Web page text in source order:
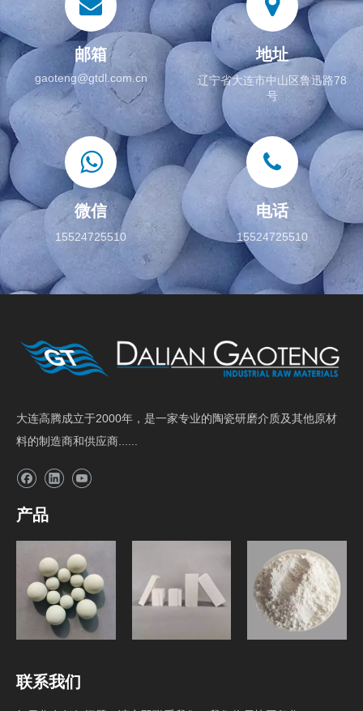
邮箱
gaoteng@gtdl.com.cn
地址
辽宁省大连市中山区鲁迅路78
号
微信
15524725510
电话
15524725510
大连高腾成立于2000年，是一家专业的陶瓷研磨介质及其他原材
料的制造商和供应商......
产品
研磨介质 球磨机内衬砖 原料
联系我们